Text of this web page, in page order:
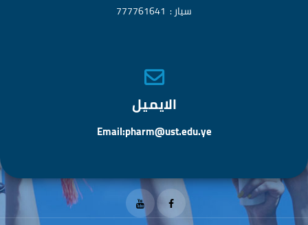
سيار : 777761641
الايميل
Email:pharm@ust.edu.ye